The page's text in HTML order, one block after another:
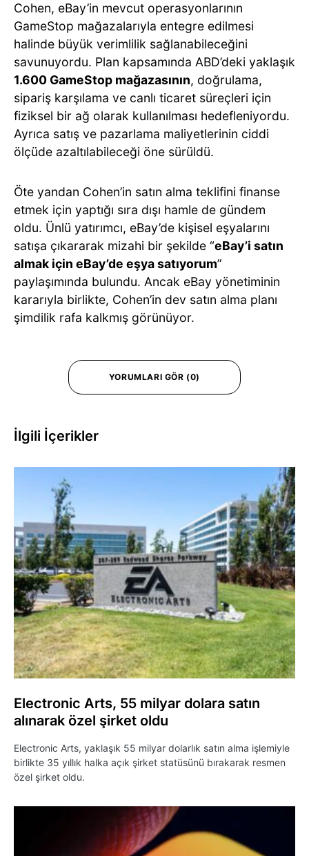
Cohen, eBay’in mevcut operasyonlarının
GameStop mağazalarıyla entegre edilmesi
halinde büyük verimlilik sağlanabileceğini
savunuyordu. Plan kapsamında ABD’deki yaklaşık
1.600 GameStop mağazasının, doğrulama,
sipariş karşılama ve canlı ticaret süreçleri için
fiziksel bir ağ olarak kullanılması hedefleniyordu.
Ayrıca satış ve pazarlama maliyetlerinin ciddi
ölçüde azaltılabileceği öne sürüldü.
Öte yandan Cohen’in satın alma teklifini finanse
etmek için yaptığı sıra dışı hamle de gündem
oldu. Ünlü yatırımcı, eBay’de kişisel eşyalarını
satışa çıkararak mizahi bir şekilde “eBay’i satın
almak için eBay’de eşya satıyorum”
paylaşımında bulundu. Ancak eBay yönetiminin
kararıyla birlikte, Cohen’in dev satın alma planı
şimdilik rafa kalkmış görünüyor.
YORUMLARI GÖR (0)
İlgili İçerikler
Electronic Arts, 55 milyar dolara satın
alınarak özel şirket oldu
Electronic Arts, yaklaşık 55 milyar dolarlık satın alma işlemiyle
birlikte 35 yıllık halka açık şirket statüsünü bırakarak resmen
özel şirket oldu.